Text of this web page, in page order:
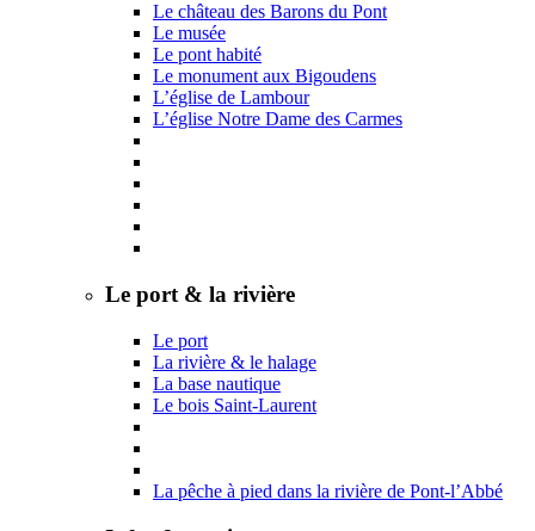
Le château des Barons du Pont
Le musée
Le pont habité
Le monument aux Bigoudens
L’église de Lambour
L’église Notre Dame des Carmes
Le port & la rivière
Le port
La rivière & le halage
La base nautique
Le bois Saint-Laurent
La pêche à pied dans la rivière de Pont-l’Abbé